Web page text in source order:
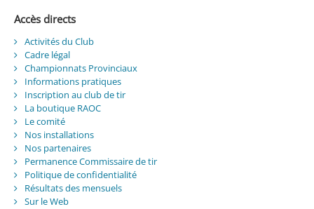
Accès directs
Activités du Club
Cadre légal
Championnats Provinciaux
Informations pratiques
Inscription au club de tir
La boutique RAOC
Le comité
Nos installations
Nos partenaires
Permanence Commissaire de tir
Politique de confidentialité
Résultats des mensuels
Sur le Web